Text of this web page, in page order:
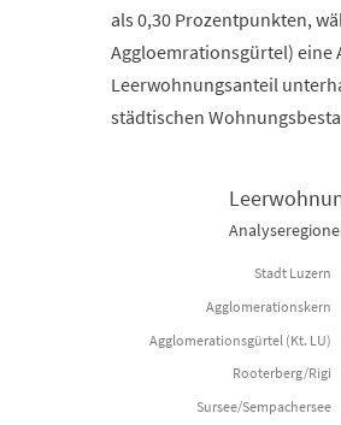
als 0,30 Prozentpunkten,
Aggloemrationsgürtel) eine
Leerwohnungsanteil
städtischen
Leerwohnungsziffer am 1.
Bar chart with 11 bars.
Analyseregionen des
View as data table,
Sursee/Sempachersee
Rooterberg/Rigi
Agglomerationsgürtel (Kt. LU)
Agglomerationskern
Stadt Luzern